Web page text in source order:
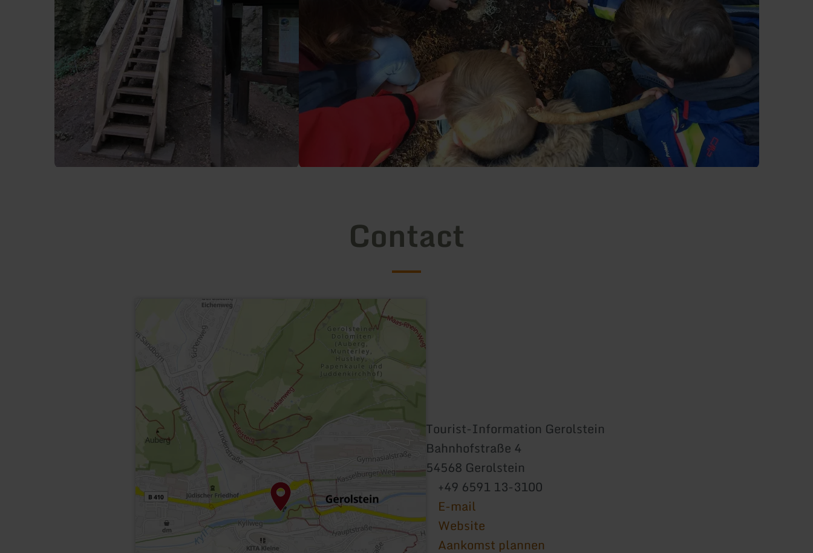
Contact
Tourist-Information Gerolstein
Bahnhofstraße 4
54568 Gerolstein
+49 6591 13-3100
E-mail
Website
Aankomst plannen